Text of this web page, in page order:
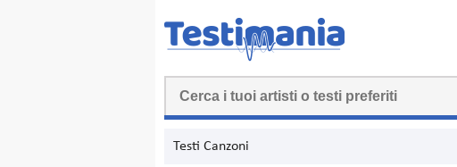
Testi Canzoni